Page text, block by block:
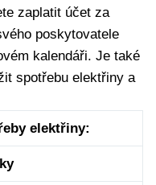
zaplatit účet za
poskytovatele
kalendáři. Je také
spotřebu elektřiny a
elektřiny: